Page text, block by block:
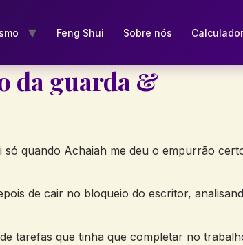
Feng Shui Sobre nós
da guarda &
quando Achaiah me deu o empurrão
de cair no bloqueio do escritor,
tarefas que tinha que completar no